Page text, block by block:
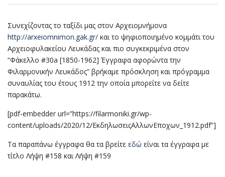
Συνεχίζοντας το ταξίδι μας στον Αρχειομνήμονα
http://arxeiomnimon.gak.gr/ και το ψηφιοποιημένο κομμάτι του
Αρχειοφυλακείου Λευκάδας και πιο συγκεκριμένα στον
“Φάκελλο #30a [1850-1962] Έγγραφα αφορώντα την
Φιλαρμονικήν Λευκάδος” βρήκαμε πρόσκληση και πρόγραμμα
συναυλίας του έτους 1912 την οποία μπορείτε να δείτε
παρακάτω.
[pdf-embedder url=”https://filarmoniki.gr/wp-
content/uploads/2020/12/ΕκδηλωσειςΑλλωνΕποχων_1912.pdf”]
Τα παραπάνω έγγραφα θα τα βρείτε εδώ είναι τα έγγραφα με
τίτλο Λήψη #158 και Λήψη #159